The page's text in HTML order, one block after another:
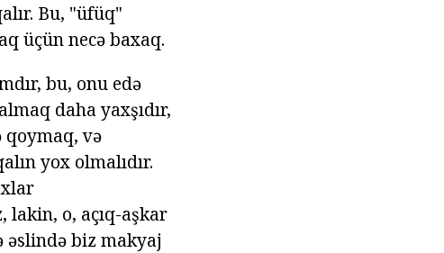
Bu, "üfüq"
üçün necə baxaq.
bu, onu edə
daha yaxşıdır,
qoymaq, və
yox olmalıdır.
lakin, o, açıq-aşkar
əslində biz makyaj